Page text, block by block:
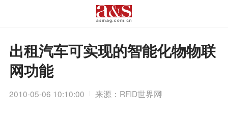
出租汽车可实现的智能化物物联
网功能
2010-05-06 10:10:00 来源：RFID世界网